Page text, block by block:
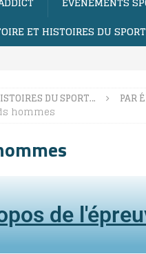
ET HISTOIRES DU
DU SPORT…
PAR
hommes
de